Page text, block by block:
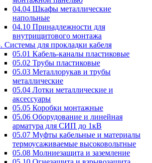
04.04 Шкафы металлические
напольные
04.10 Принадлежности для
внутрищитового монтажа
Системы для прокладки кабеля
05.01 Кабель-каналы пластиковые
05.02 Трубы пластиковые
05.03 Металлорукав и трубы
металлические
05.04 Лотки металлические и
аксессуары
05.05 Коробки монтажные
05.06 Оборудование и линейная
арматура для СИП до 1кВ
05.07 Муфты кабельные и материалы
термоусаживаемые высоковольтные
05.08 Молниезащита и заземление